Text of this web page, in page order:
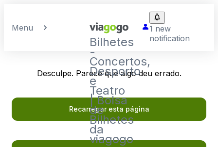
Menu
Bilhetes
-
Concertos,
Desporto
e
Teatro
| Bolsa
de
Bilhetes
da
viagogo
1 new
notification
Desculpe. Parece que algo deu errado.
Recarregar esta página